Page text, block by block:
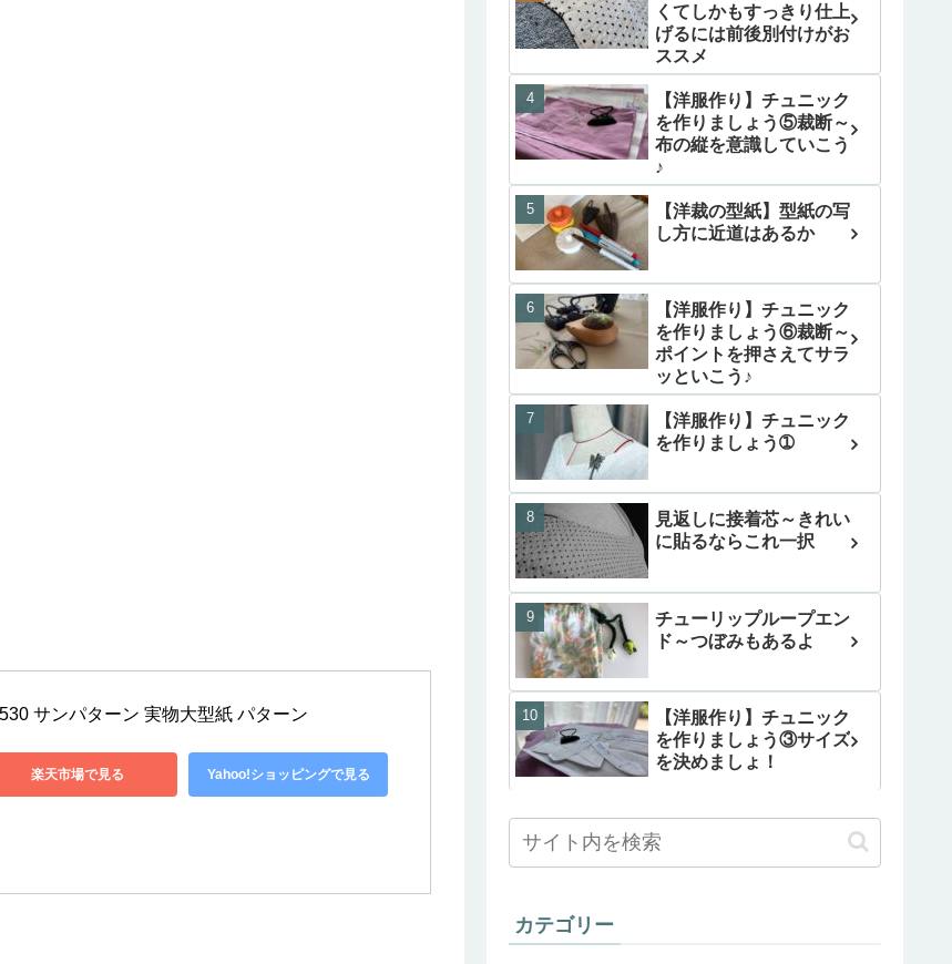
サンパターン 実物大型紙 パターン
楽天市場で見る Yahoo!ショッピングで見る
くてしかもすっきり仕上
げるには前後別付けがお
ススメ
【洋服作り】チュニック
を作りましょう⑤裁断～
布の縦を意識していこう
♪
【洋裁の型紙】型紙の写
し方に近道はあるか
【洋服作り】チュニック
を作りましょう⑥裁断～
ポイントを押さえてサラ
ッといこう♪
【洋服作り】チュニック
を作りましょう➀
見返しに接着芯～きれい
に貼るならこれ一択
チューリップループエン
ド～つぼみもあるよ
【洋服作り】チュニック
を作りましょう③サイズ
を決めましょ！
カテゴリー